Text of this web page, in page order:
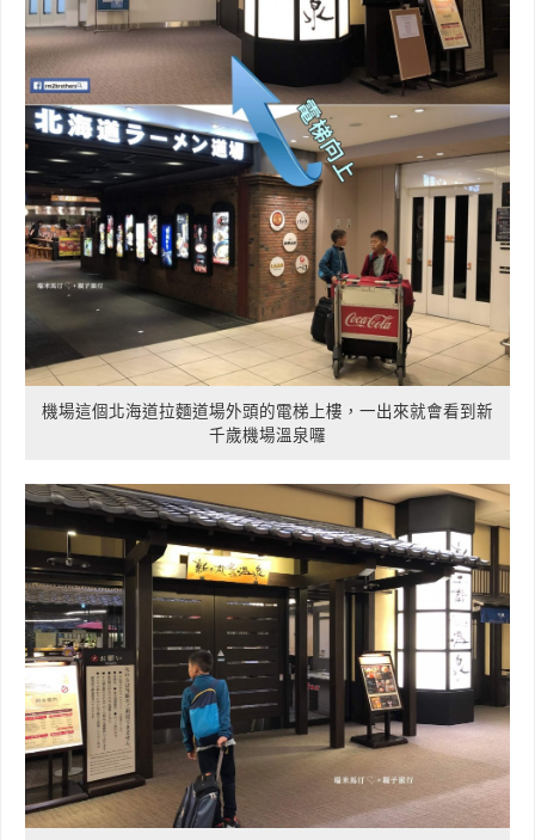
機場這個北海道拉麵道場外頭的電梯上樓，一出來就會看到新
千歲機場溫泉囉